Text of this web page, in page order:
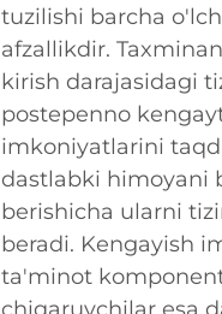
tuzilishi barcha
afzallikdir.
kirish darajasidagi
postepenno
imkoniyatlarini
dastlabki himoyani
berishicha ularni
beradi. Kengayish
ta'minot